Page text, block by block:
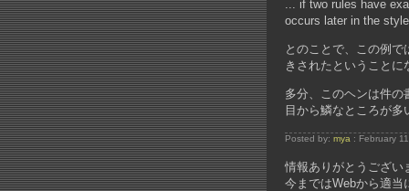
... if two rules have
occurs later in the
とのことで、この例
きされたということ
多分、このヘンは件
目から鱗なところが多
Posted by: mya : February
情報ありがとうござい
今まではWebから適当